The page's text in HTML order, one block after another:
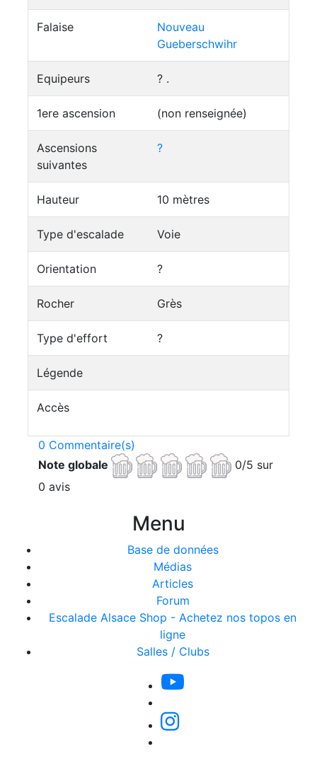
Falaise
Nouveau
Gueberschwihr
Equipeurs ? .
1ere ascension (non renseignée)
Ascensions
suivantes
?
Hauteur 10 mètres
Type d'escalade Voie
Orientation ?
Rocher Grès
Type d'effort ?
Légende
Accès
0 Commentaire(s)
Note globale
0/5 sur
0 avis
Menu
Base de données
Médias
Articles
Forum
Escalade Alsace Shop - Achetez nos topos en
ligne
Salles / Clubs